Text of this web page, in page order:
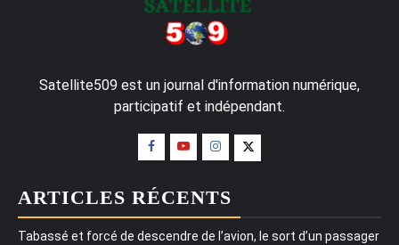
Satellite509 est un journal d'information numérique,
participatif et indépendant.
ARTICLES RÉCENTS
Tabassé et forcé de descendre de l’avion, le sort d’un passager